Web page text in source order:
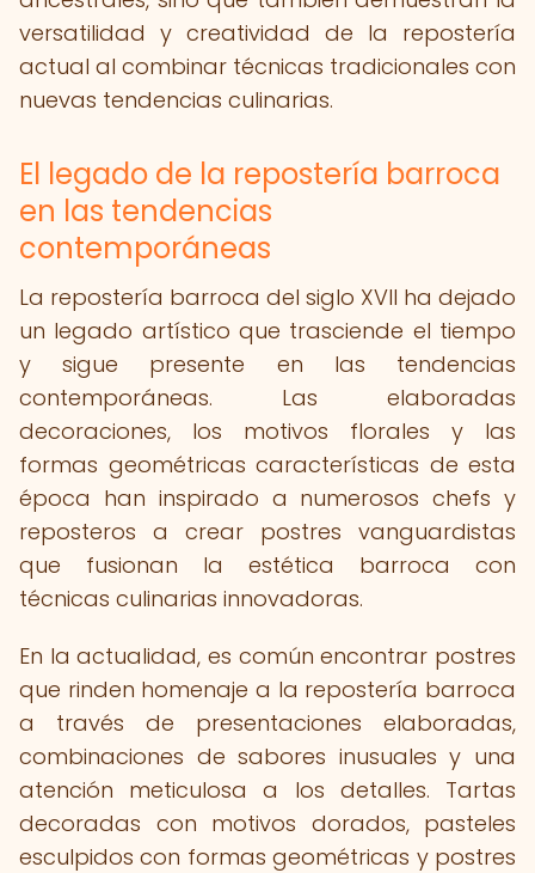
versatilidad y creatividad de la repostería
actual al combinar técnicas tradicionales con
nuevas tendencias culinarias.
El legado de la repostería barroca
en las tendencias
contemporáneas
La repostería barroca del siglo XVII ha dejado
un legado artístico que trasciende el tiempo
y sigue presente en las tendencias
contemporáneas. Las elaboradas
decoraciones, los motivos florales y las
formas geométricas características de esta
época han inspirado a numerosos chefs y
reposteros a crear postres vanguardistas
que fusionan la estética barroca con
técnicas culinarias innovadoras.
En la actualidad, es común encontrar postres
que rinden homenaje a la repostería barroca
a través de presentaciones elaboradas,
combinaciones de sabores inusuales y una
atención meticulosa a los detalles. Tartas
decoradas con motivos dorados, pasteles
esculpidos con formas geométricas y postres